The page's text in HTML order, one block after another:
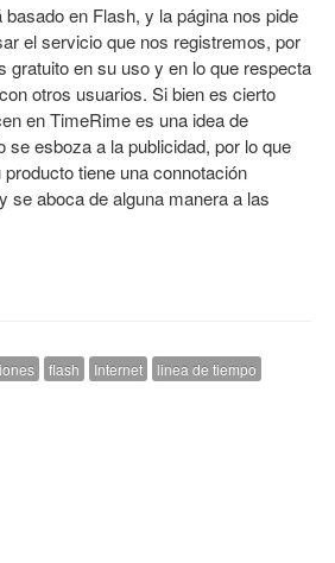
en Flash, y la página nos pide
el servicio que nos registremos, por
gratuito en su uso y en lo que respecta
otros usuarios. Si bien es cierto
en TimeRime es una idea de
se esboza a la publicidad, por lo que
tiene una connotación
se aboca de alguna manera a las
flash Internet
linea de tiempo